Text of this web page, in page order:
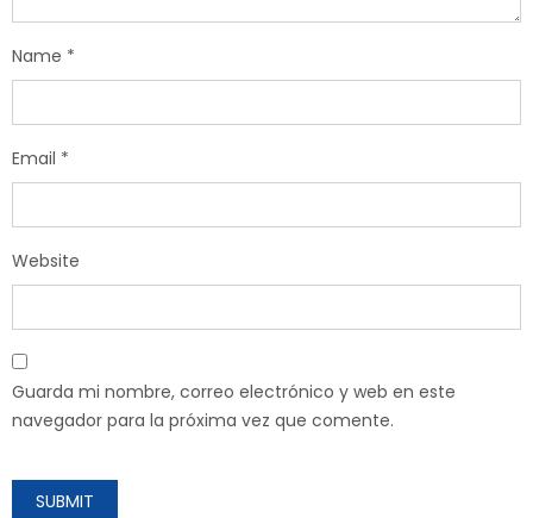
Name *
Email *
Website
Guarda mi nombre, correo electrónico y web en este
navegador para la próxima vez que comente.